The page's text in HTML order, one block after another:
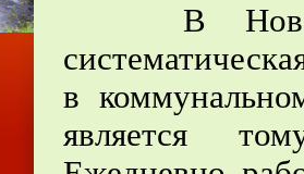
В
в
является